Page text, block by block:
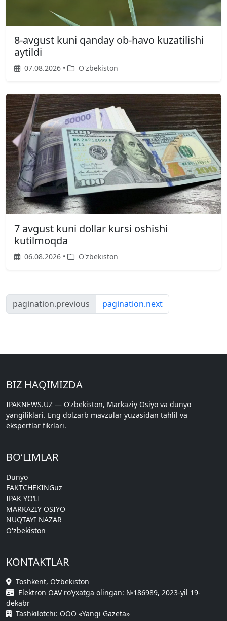
8-avgust kuni qanday ob-havo kuzatilishi
aytildi
07.08.2026 • O'zbekiston
7 avgust kuni dollar kursi oshishi
kutilmoqda
06.08.2026 • O'zbekiston
pagination.previous pagination.next
BIZ HAQIMIZDA
IPAKNEWS.UZ — Oʻzbekiston, Markaziy Osiyo va dunyo
yangiliklari. Eng dolzarb mavzular yuzasidan tahlil va
ekspertlar fikrlari.
BO‘LIMLAR
Dunyo
FAKTCHEKINGuz
IPAK YO‘LI
MARKAZIY OSIYO
NUQTAYI NAZAR
O'zbekiston
KONTAKTLAR
Toshkent, O‘zbekiston
Elektron OAV ro‘yxatga olingan: №186989, 2023-yil 19-
dekabr
Tashkilotchi: ООО «Yangi Gazeta»